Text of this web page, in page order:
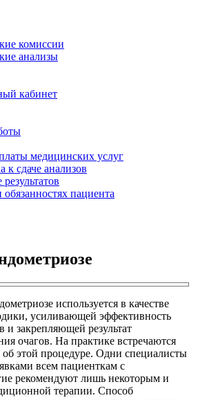
комиссии
анализы
кабинет
медицинских услуг
к сдаче анализов
пациента
используется в качестве
усиливающей эффективность
и закрепляющей результат
очагов. На практике встречаются
этой процедуре. Одни специалисты
всем пациенткам с
рекомендуют лишь некоторым и
терапии. Способ